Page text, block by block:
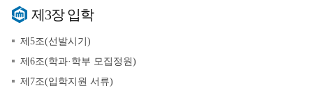
제3장 입학
제5조(선발시기)
제6조(학과·학부 모집정원)
제7조(입학지원 서류)